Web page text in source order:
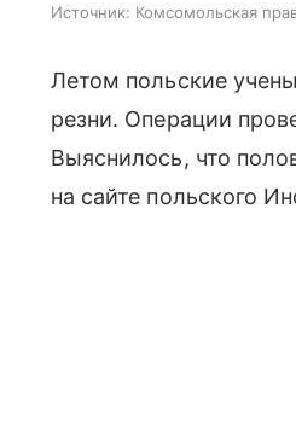
Источник: Комсомольская
Летом польские
резни. Операции
Выяснилось, что
на сайте польского